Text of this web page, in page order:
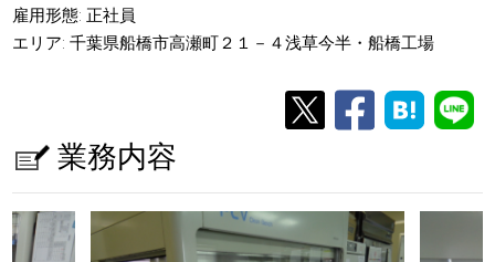
雇用形態: 正社員
エリア: 千葉県船橋市高瀬町２１－４浅草今半・船橋工場
業務内容